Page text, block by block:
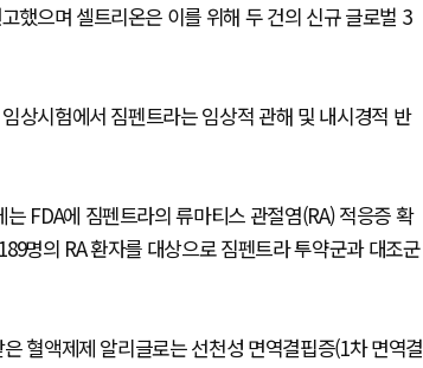
했으며 셀트리온은 이를 위해 두 건의 신규 글로벌 3
상시험에서 짐펜트라는 임상적 관해 및 내시경적 반
FDA에 짐펜트라의 류마티스 관절염(RA) 적응증 확
명의 RA 환자를 대상으로 짐펜트라 투약군과 대조군
혈액제제 알리글로는 선천성 면역결핍증(1차 면역결